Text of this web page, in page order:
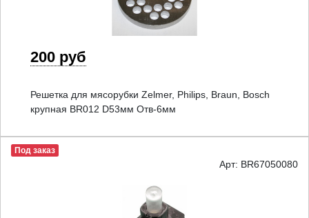
200 руб
Решетка для мясорубки Zelmer, Philips, Braun, Bosch
крупная BR012 D53мм Отв-6мм
Под заказ
Арт: BR67050080